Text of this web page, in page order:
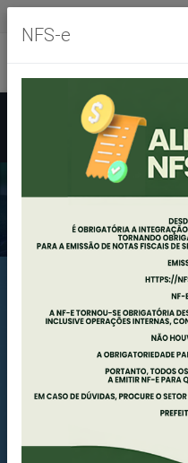
Portal da
Acesso
NFS-e